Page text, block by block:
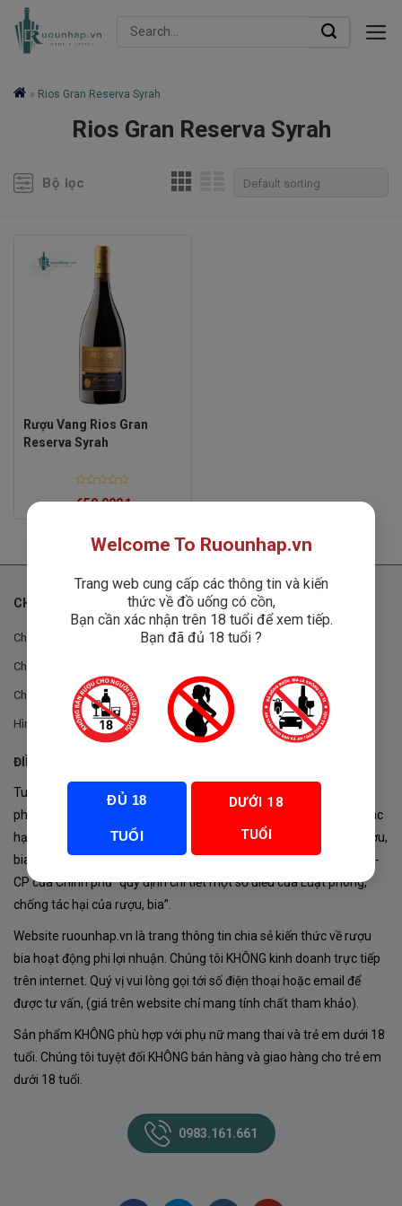
Skip
Search
» Rios Gran Reserva Syrah
Rios Gran Reserva Syrah
Bộ lọc
Rượu Vang Rios Gran
Reserva Syrah
Rated
650,000₫
CHÍNH SÁCH
Chính sách chung
Chính sách đổi trả
Chính sách mua hàng
Hình thức thanh toán
ĐIỀU KHOẢN VÀ CHÍNH SÁCH
Tuân thủ Nghị định 105/2017/NĐ-CP ngày 14/9/2017 của Chính
phủ về sản xuất, kinh doanh rượu. Tuân thủ Luật “phòng chống tác
hại của rượu, bia” số 44/2019/QH14-Điều 16 về “điều kiện bán rượu,
bia theo hình thức thương mại điện tử”; Nghị định số 24/2020/NĐ-
CP của Chính phủ “quy định chi tiết một số điều của Luật phòng,
chống tác hại của rượu, bia”.
Website ruounhap.vn là trang thông tin chia sẻ kiến thức về rượu
bia hoạt động phi lợi nhuận. Chúng tôi KHÔNG kinh doanh trực tiếp
trên internet. Quý vị vui lòng gọi tới số điện thoại hoặc email để
được tư vấn, (giá trên website chỉ mang tính chất tham khảo).
Sản phẩm KHÔNG phù hợp với phụ nữ mang thai và trẻ em dưới 18
tuổi. Chúng tôi tuyệt đối KHÔNG bán hàng và giao hàng cho trẻ em
dưới 18 tuổi.
0983.161.661
Welcome To Ruounhap.vn
Trang web cung cấp các thông tin và kiến
thức về đồ uống có cồn,
Bạn cần xác nhận trên 18 tuổi để xem tiếp.
Bạn đã đủ 18 tuổi ?
ĐỦ 18
TUỔI
DƯỚI 18
TUỔI